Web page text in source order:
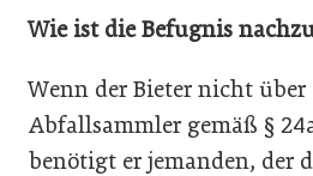
Wie ist die Befugnis
Wenn der Bieter nicht
Abfallsammler gemäß §
benötigt er jemanden, der